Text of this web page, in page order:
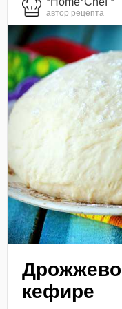
автор рецепта
кефире